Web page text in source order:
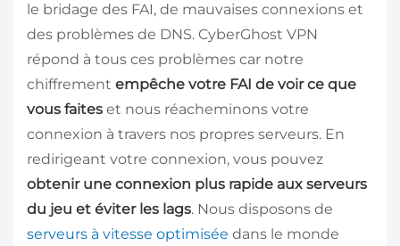
le bridage des FAI, de mauvaises connexions et
des problèmes de DNS. CyberGhost VPN
répond à tous ces problèmes car notre
chiffrement empêche votre FAI de voir ce que
vous faites et nous réacheminons votre
connexion à travers nos propres serveurs. En
redirigeant votre connexion, vous pouvez
obtenir une connexion plus rapide aux serveurs
du jeu et éviter les lags. Nous disposons de
serveurs à vitesse optimisée dans le monde